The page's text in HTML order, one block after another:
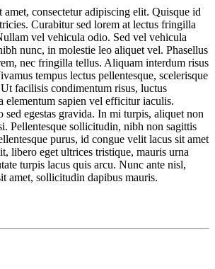
consectetur adipiscing elit. Quisque id
Curabitur sed lorem at lectus fringilla
vel vehicula odio. Sed vel vehicula
nunc, in molestie leo aliquet vel. Phasellus
nec fringilla tellus. Aliquam interdum risus
tempus lectus pellentesque, scelerisque
facilisis condimentum risus, luctus
elementum sapien vel efficitur iaculis.
egestas gravida. In mi turpis, aliquet non
Pellentesque sollicitudin, nibh non sagittis
purus, id congue velit lacus sit amet
libero eget ultrices tristique, mauris urna
turpis lacus quis arcu. Nunc ante nisl,
amet, sollicitudin dapibus mauris.